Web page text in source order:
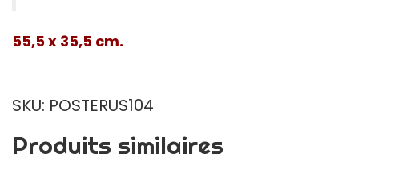
55,5 x 35,5 cm.
SKU: POSTERUS104
Produits similaires